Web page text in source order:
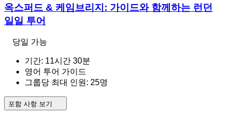
옥스퍼드 & 케임브리지: 가이드와 함께하는 런던
일일 투어
당일 가능
기간: 11시간 30분
영어 투어 가이드
그룹당 최대 인원: 25명
포함 사항 보기